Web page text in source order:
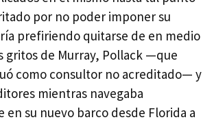
por no poder imponer su
prefiriendo quitarse de en medio
gritos de Murray, Pollack —que
como consultor no acreditado— y
mientras navegaba
su nuevo barco desde Florida a